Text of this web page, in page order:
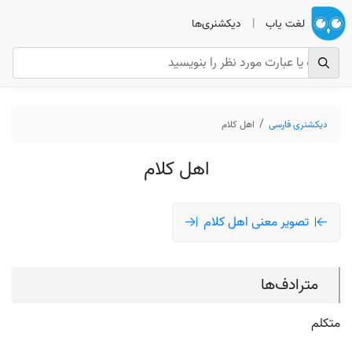
لغت یاب | دیکشنری‌ها
دیکشنری فارسی اهل کلام
اهل کلام
تصویر معنی اهل کلام
مترادف‌ها
متکلم